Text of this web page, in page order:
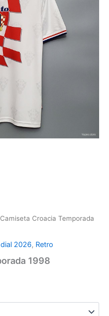
Croacia Temporada
2026, Retro
1998